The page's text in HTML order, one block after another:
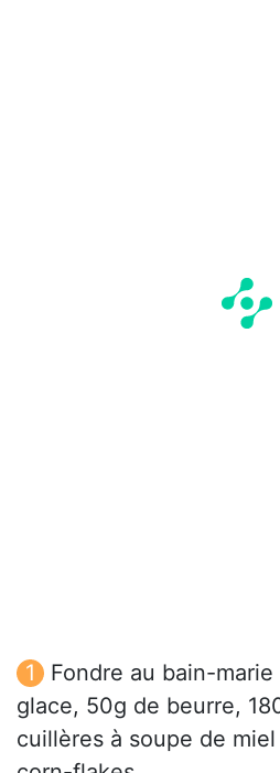
Fondre au bain-
glace, 50g de beurre,
cuillères à soupe de